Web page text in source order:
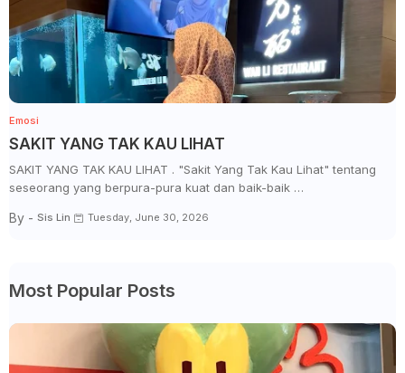
Emosi
SAKIT YANG TAK KAU LIHAT
SAKIT YANG TAK KAU LIHAT . "Sakit Yang Tak Kau Lihat" tentang
seseorang yang berpura-pura kuat dan baik-baik …
By - Sis Lin Tuesday, June 30, 2026
Most Popular Posts